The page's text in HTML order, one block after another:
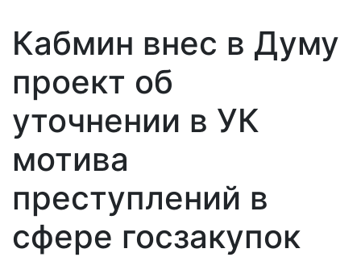
Кабмин внес в Думу
проект об
уточнении в УК
мотива
преступлений в
сфере госзакупок